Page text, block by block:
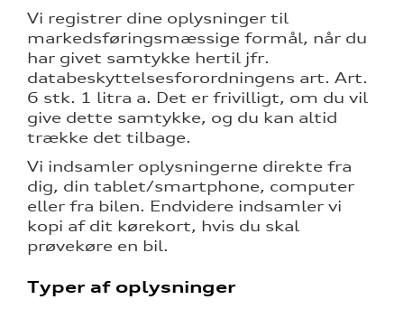
Vi registrer dine oplysninger til
markedsføringsmæssige formål, når du
har givet samtykke hertil jfr.
databeskyttelsesforordningens art. Art.
6 stk. 1 litra a. Det er frivilligt, om du vil
give dette samtykke, og du kan altid
trække det tilbage.
Vi indsamler oplysningerne direkte fra
dig, din tablet/smartphone, computer
eller fra bilen. Endvidere indsamler vi
kopi af dit kørekort, hvis du skal
prøvekøre en bil.
Typer af oplysninger